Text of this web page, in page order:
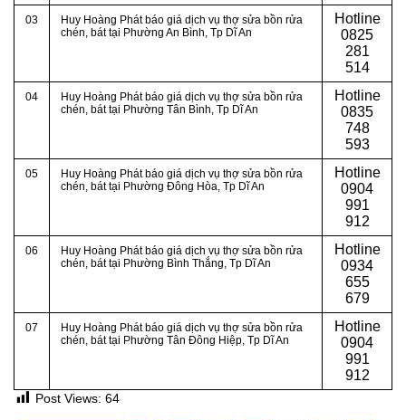
03
Huy Hoàng Phát báo giá dịch vụ thợ sửa bồn rửa
chén, bát tại Phường An Bình, Tp Dĩ An
Hotline
0825
281
514
04
Huy Hoàng Phát báo giá dịch vụ thợ sửa bồn rửa
chén, bát tại Phường Tân Bình, Tp Dĩ An
Hotline
0835
748
593
05
Huy Hoàng Phát báo giá dịch vụ thợ sửa bồn rửa
chén, bát tại Phường Đông Hòa, Tp Dĩ An
Hotline
0904
991
912
06
Huy Hoàng Phát báo giá dịch vụ thợ sửa bồn rửa
chén, bát tại Phường Bình Thắng, Tp Dĩ An
Hotline
0934
655
679
07
Huy Hoàng Phát báo giá dịch vụ thợ sửa bồn rửa
chén, bát tại Phường Tân Đông Hiệp, Tp Dĩ An
Hotline
0904
991
912
Post Views: 64